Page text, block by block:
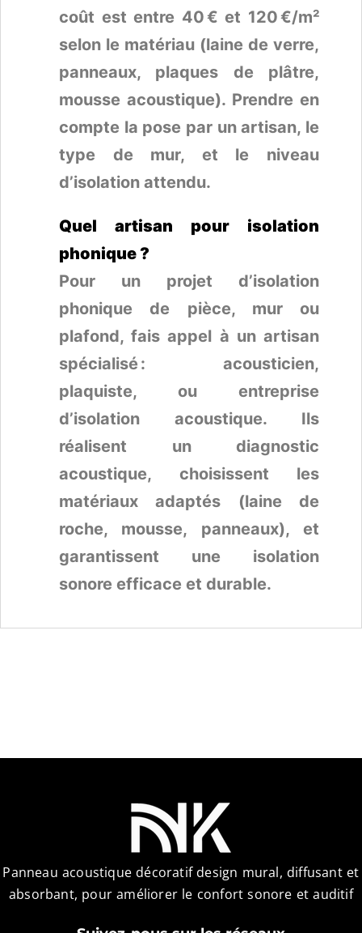
coût est entre 40 € et 120 €/m²
selon le matériau (laine de verre,
panneaux, plaques de plâtre,
mousse acoustique). Prendre en
compte la pose par un artisan, le
type de mur, et le niveau
d’isolation attendu.
Quel artisan pour isolation
phonique ?
Pour un projet d’isolation
phonique de pièce, mur ou
plafond, fais appel à un artisan
spécialisé : acousticien,
plaquiste, ou entreprise
d’isolation acoustique. Ils
réalisent un diagnostic
acoustique, choisissent les
matériaux adaptés (laine de
roche, mousse, panneaux), et
garantissent une isolation
sonore efficace et durable.
Panneau acoustique décoratif design mural, diffusant et
absorbant, pour améliorer le confort sonore et auditif